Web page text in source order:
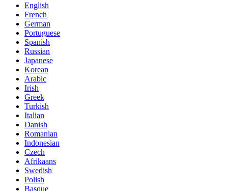
English
French
German
Portuguese
Spanish
Russian
Japanese
Korean
Arabic
Irish
Greek
Turkish
Italian
Danish
Romanian
Indonesian
Czech
Afrikaans
Swedish
Polish
Basque